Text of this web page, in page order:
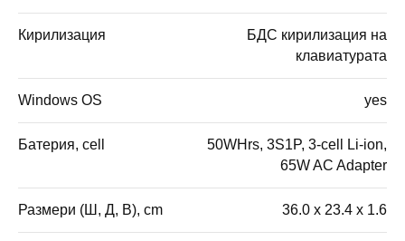
Кирилизация
БДС кирилизация на
клавиатурата
Windows OS yes
Батерия, cell
50WHrs, 3S1P, 3-cell Li-ion,
65W AC Adapter
Размери (Ш, Д, В), cm 36.0 x 23.4 x 1.6